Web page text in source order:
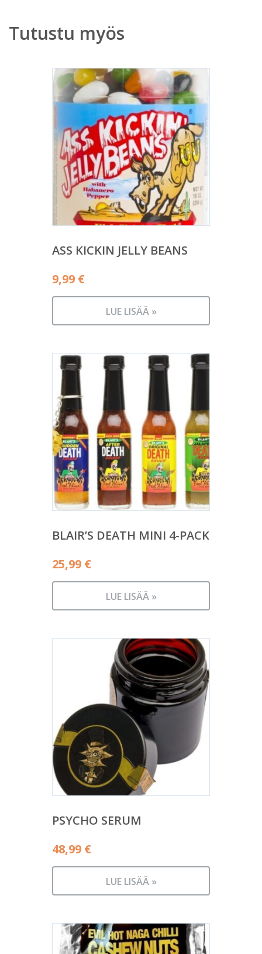
Tutustu myös
ASS KICKIN JELLY BEANS
9,99 €
LUE LISÄÄ »
BLAIR’S DEATH MINI 4-PACK
25,99 €
LUE LISÄÄ »
PSYCHO SERUM
48,99 €
LUE LISÄÄ »